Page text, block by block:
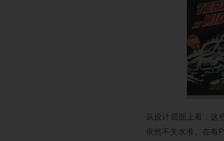
从设计层面上看，这
依然不失水准。在有